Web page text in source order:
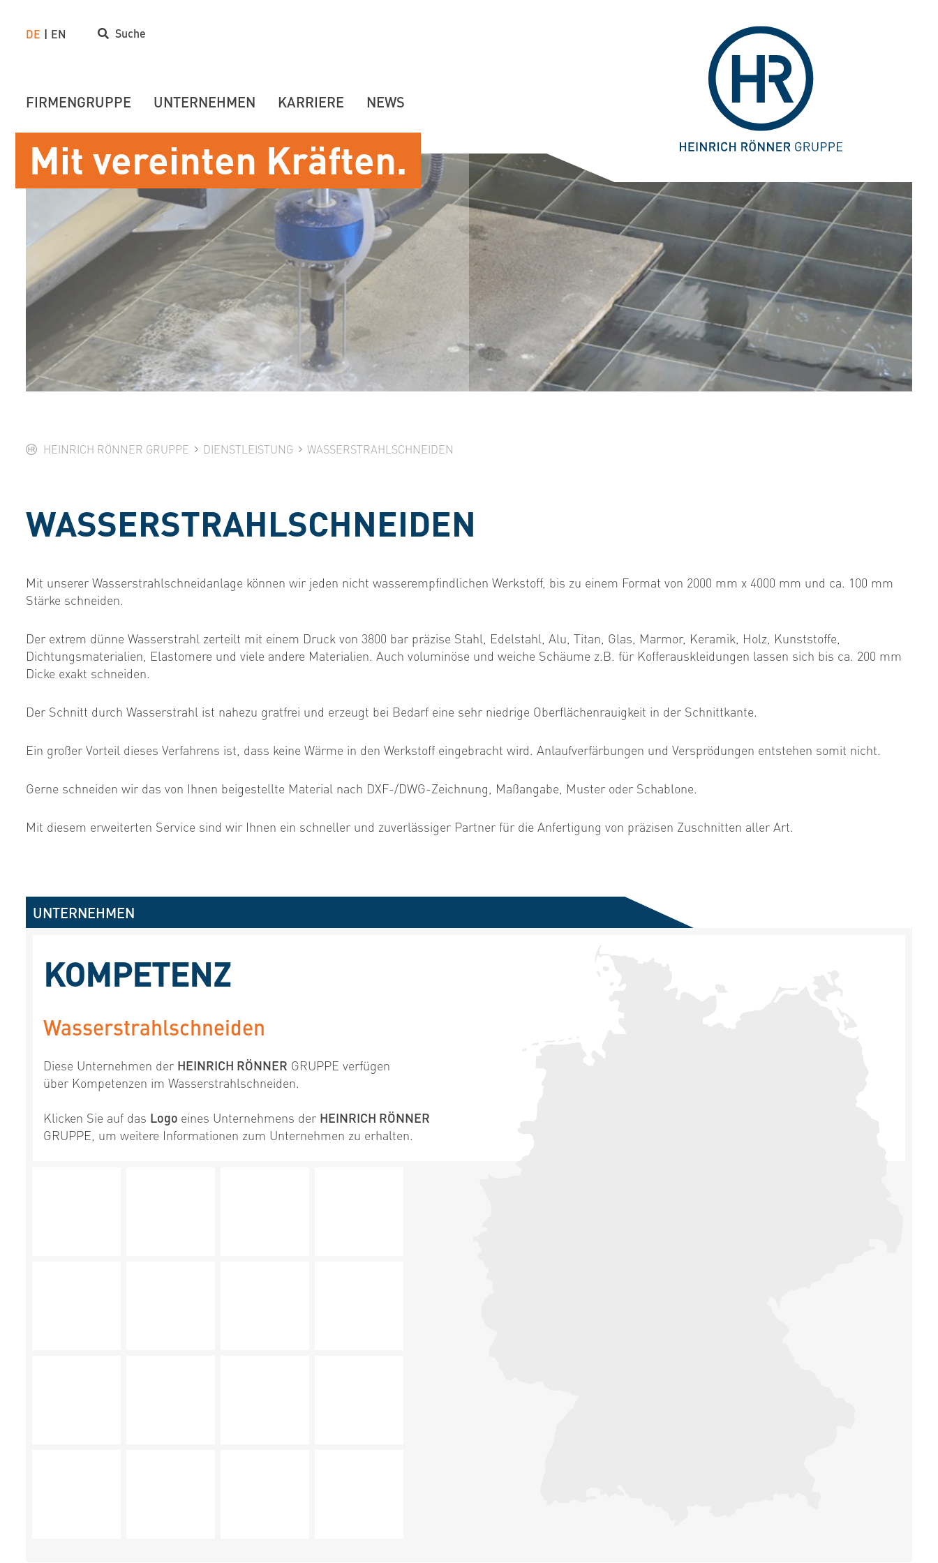
HEINRICH RÖNNER GRUPPE DIENSTLEISTUNG WASSERSTRAHLSCHNEIDEN
WASSERSTRAHLSCHNEIDEN
Mit unserer Wasserstrahlschneidanlage können wir jeden nicht wasserempfindlichen Werkstoff, bis zu einem Format von 2000 mm x 4000 mm und ca. 100 mm
Stärke schneiden.
Der extrem dünne Wasserstrahl zerteilt mit einem Druck von 3800 bar präzise Stahl, Edelstahl, Alu, Titan, Glas, Marmor, Keramik, Holz, Kunststoffe,
Dichtungsmaterialien, Elastomere und viele andere Materialien. Auch voluminöse und weiche Schäume z.B. für Kofferauskleidungen lassen sich bis ca. 200 mm
Dicke exakt schneiden.
Der Schnitt durch Wasserstrahl ist nahezu gratfrei und erzeugt bei Bedarf eine sehr niedrige Oberflächenrauigkeit in der Schnittkante.
Ein großer Vorteil dieses Verfahrens ist, dass keine Wärme in den Werkstoff eingebracht wird. Anlaufverfärbungen und Versprödungen entstehen somit nicht.
Gerne schneiden wir das von Ihnen beigestellte Material nach DXF-/DWG-Zeichnung, Maßangabe, Muster oder Schablone.
Mit diesem erweiterten Service sind wir Ihnen ein schneller und zuverlässiger Partner für die Anfertigung von präzisen Zuschnitten aller Art.
UNTERNEHMEN
KOMPETENZ
Wasserstrahlschneiden
Diese Unternehmen der HEINRICH RÖNNER GRUPPE verfügen
über Kompetenzen im Wasserstrahlschneiden.
Klicken Sie auf das Logo eines Unternehmens der HEINRICH RÖNNER
GRUPPE, um weitere Informationen zum Unternehmen zu erhalten.
Mit vereinten Kräften.
DE EN Suche
FIRMENGRUPPE UNTERNEHMEN KARRIERE NEWS